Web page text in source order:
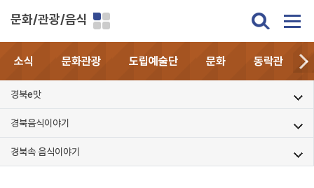
문화/관광/음식
소식 문화관광 도립예술단 문화 동락관
경북e맛
경북음식이야기
경북속 음식이야기